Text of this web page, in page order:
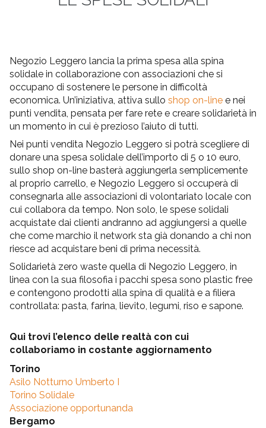
Negozio Leggero lancia la prima spesa alla spina
solidale in collaborazione con associazioni che si
occupano di sostenere le persone in difficoltà
economica. Un’iniziativa, attiva sullo shop on-line e nei
punti vendita, pensata per fare rete e creare solidarietà in
un momento in cui è prezioso l’aiuto di tutti.
Nei punti vendita Negozio Leggero si potrà scegliere di
donare una spesa solidale dell’importo di 5 o 10 euro,
sullo shop on-line basterà aggiungerla semplicemente
al proprio carrello, e Negozio Leggero si occuperà di
consegnarla alle associazioni di volontariato locale con
cui collabora da tempo. Non solo, le spese solidali
acquistate dai clienti andranno ad aggiungersi a quelle
che come marchio il network sta già donando a chi non
riesce ad acquistare beni di prima necessità.
Solidarietà zero waste quella di Negozio Leggero, in
linea con la sua filosofia i pacchi spesa sono plastic free
e contengono prodotti alla spina di qualità e a filiera
controllata: pasta, farina, lievito, legumi, riso e sapone.
Qui trovi l’elenco delle realtà con cui
collaboriamo in costante aggiornamento
Torino
Asilo Notturno Umberto I
Torino Solidale
Associazione opportunanda
Bergamo